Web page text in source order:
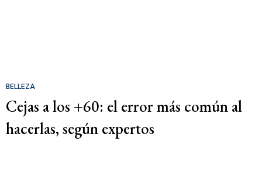
BELLEZA
Cejas a los +60: el error más común al
hacerlas, según expertos